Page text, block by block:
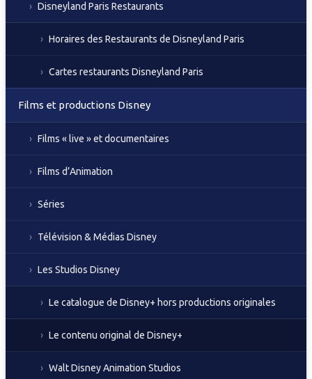
Disneyland Paris Restaurants
Horaires des Restaurants de Disneyland Paris
Cartes restaurants Disneyland Paris
Films et productions Disney
Films « live » et documentaires
Films d’Animation
Séries
Télévision & Médias Disney
Les Studios Disney
Le catalogue de Disney+ hors productions originales
Le contenu original de Disney+
Walt Disney Animation Studios